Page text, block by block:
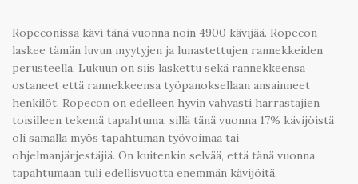
Ropeconissa kävi tänä vuonna noin 4900 kävijää. Ropecon
laskee tämän luvun myytyjen ja lunastettujen rannekkeiden
perusteella. Lukuun on siis laskettu sekä rannekkeensa
ostaneet että rannekkeensa työpanoksellaan ansainneet
henkilöt. Ropecon on edelleen hyvin vahvasti harrastajien
toisilleen tekemä tapahtuma, sillä tänä vuonna 17% kävijöistä
oli samalla myös tapahtuman työvoimaa tai
ohjelmanjärjestäjiä. On kuitenkin selvää, että tänä vuonna
tapahtumaan tuli edellisvuotta enemmän kävijöitä.